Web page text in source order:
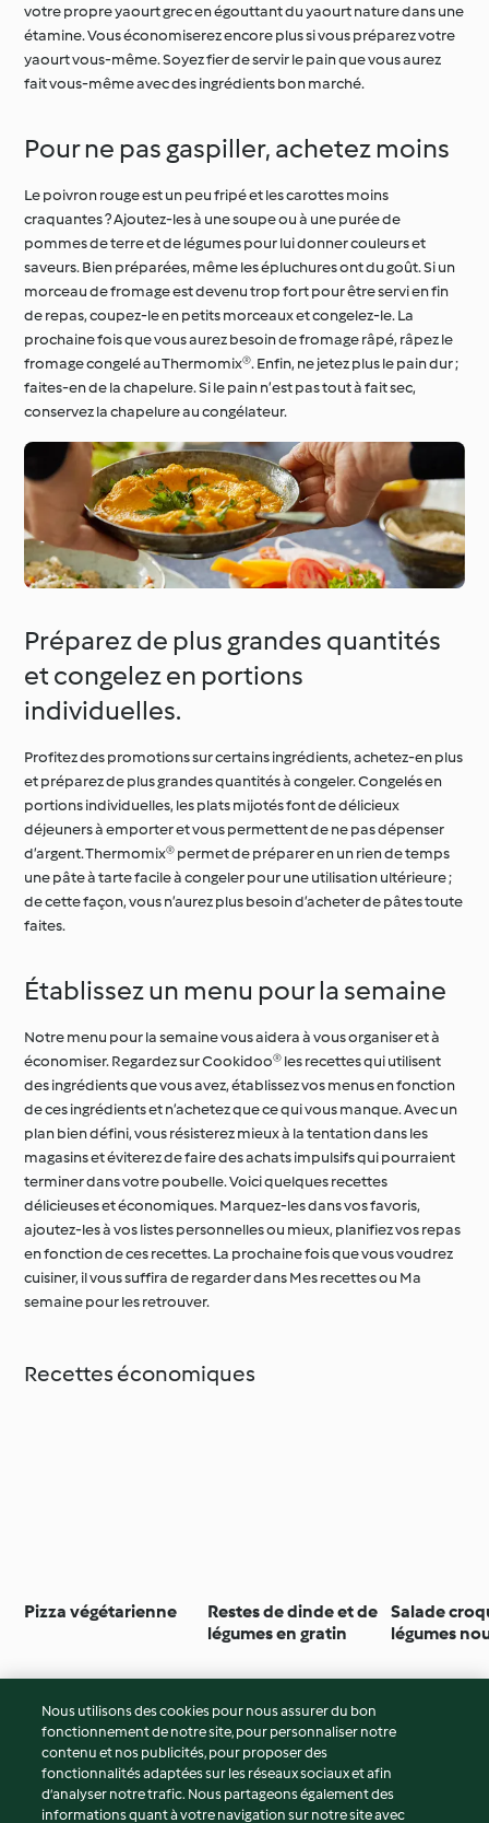
votre propre yaourt grec en égouttant du yaourt nature dans une
étamine. Vous économiserez encore plus si vous préparez votre
yaourt vous-même. Soyez fier de servir le pain que vous aurez
fait vous-même avec des ingrédients bon marché.
Pour ne pas gaspiller, achetez moins
Le poivron rouge est un peu fripé et les carottes moins
craquantes ? Ajoutez-les à une soupe ou à une purée de
pommes de terre et de légumes pour lui donner couleurs et
saveurs. Bien préparées, même les épluchures ont du goût. Si un
morceau de fromage est devenu trop fort pour être servi en fin
de repas, coupez-le en petits morceaux et congelez-le. La
prochaine fois que vous aurez besoin de fromage râpé, râpez le
fromage congelé au Thermomix®. Enfin, ne jetez plus le pain dur ;
faites-en de la chapelure. Si le pain n’est pas tout à fait sec,
conservez la chapelure au congélateur.
Préparez de plus grandes quantités
et congelez en portions
individuelles.
Profitez des promotions sur certains ingrédients, achetez-en plus
et préparez de plus grandes quantités à congeler. Congelés en
portions individuelles, les plats mijotés font de délicieux
déjeuners à emporter et vous permettent de ne pas dépenser
d’argent. Thermomix® permet de préparer en un rien de temps
une pâte à tarte facile à congeler pour une utilisation ultérieure ;
de cette façon, vous n’aurez plus besoin d’acheter de pâtes toute
faites.
Établissez un menu pour la semaine
Notre menu pour la semaine vous aidera à vous organiser et à
économiser. Regardez sur Cookidoo® les recettes qui utilisent
des ingrédients que vous avez, établissez vos menus en fonction
de ces ingrédients et n’achetez que ce qui vous manque. Avec un
plan bien défini, vous résisterez mieux à la tentation dans les
magasins et éviterez de faire des achats impulsifs qui pourraient
terminer dans votre poubelle. Voici quelques recettes
délicieuses et économiques. Marquez-les dans vos favoris,
ajoutez-les à vos listes personnelles ou mieux, planifiez vos repas
en fonction de ces recettes. La prochaine fois que vous voudrez
cuisiner, il vous suffira de regarder dans Mes recettes ou Ma
semaine pour les retrouver.
Recettes économiques
Pizza végétarienne
Restes de dinde et de
légumes en gratin
Salade
légumes
© Copyright 2026
Conditions d'utilisation
Politique de confidentialité
Nous utilisons des cookies pour nous assurer du bon
fonctionnement de notre site, pour personnaliser notre
contenu et nos publicités, pour proposer des
fonctionnalités adaptées sur les réseaux sociaux et afin
d’analyser notre trafic. Nous partageons également des
informations quant à votre navigation sur notre site avec